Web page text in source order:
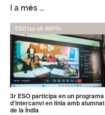
I a més ...
ESO (12-16 ANYS)
3r ESO participa en un programa
d’intercanvi en línia amb alumnat
de la Índia